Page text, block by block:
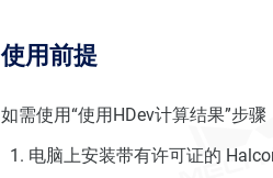
使用前提
如需使用“使用HDev计算结果”步
电脑上安装带有许可证的